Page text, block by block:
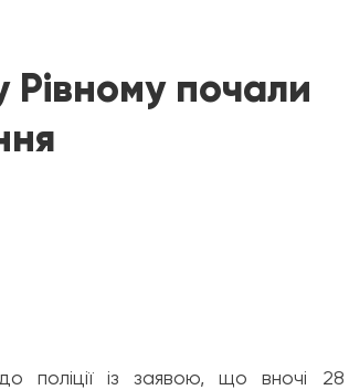
почали
поліції із заявою, що вночі